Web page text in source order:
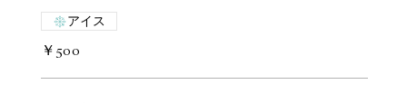
￥500
アイス